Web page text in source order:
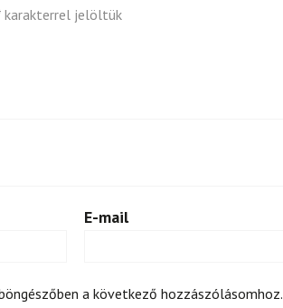
karakterrel jelöltük
E-mail
a következő hozzászólásomhoz.